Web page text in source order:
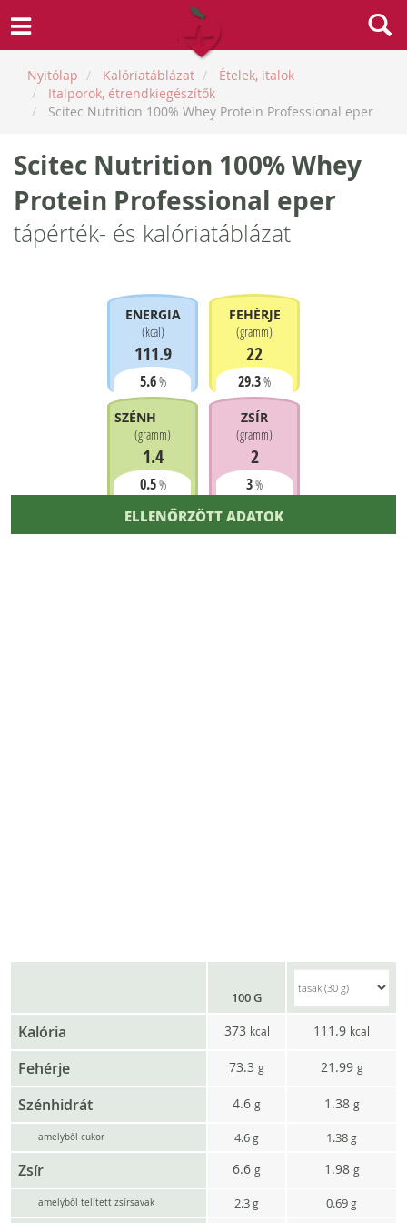
Nyitólap Kalóriatáblázat
Ételek, italok
Italporok, étrendkiegészítők
Scitec Nutrition 100% Whey Protein Professional eper
Scitec Nutrition 100% Whey
Protein Professional eper
tápérték- és kalóriatáblázat
ENERGIA
(kcal)
111.9
5.6%
FEHÉRJE
(gramm)
22
29.3%
SZÉNHIDRÁT
(gramm)
1.4
0.5%
ZSÍR
(gramm)
2
3%
ELLENŐRZÖTT ADATOK
100 G
Kalória 373 kcal 111.9 kcal
Fehérje 73.3 g 21.99 g
Szénhidrát 4.6 g 1.38 g
amelyből cukor 4.6g 1.38g
Zsír 6.6 g 1.98 g
amelyből telített zsírsavak 2.3g 0.69g